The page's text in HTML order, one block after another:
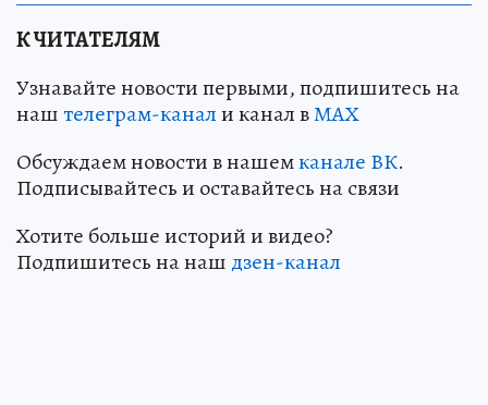
К ЧИТАТЕЛЯМ
Узнавайте новости первыми, подпишитесь на
наштелеграм-канали канал вМАХ
Обсуждаем новости в нашемканале ВК.
Подписывайтесь и оставайтесь на связи
Хотите больше историй и видео?
Подпишитесь на наш дзен-канал